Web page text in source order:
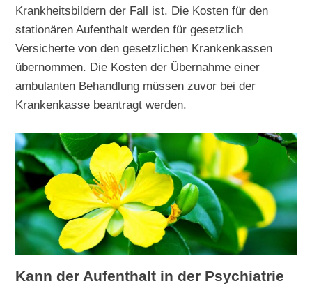
Krankheitsbildern der Fall ist. Die Kosten für den
stationären Aufenthalt werden für gesetzlich
Versicherte von den gesetzlichen Krankenkassen
übernommen. Die Kosten der Übernahme einer
ambulanten Behandlung müssen zuvor bei der
Krankenkasse beantragt werden.
Kann der Aufenthalt in der Psychiatrie